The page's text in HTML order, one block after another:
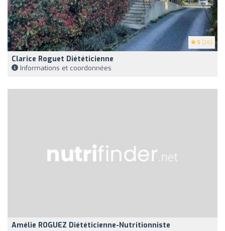
5 (26)
Clarice Roguet Diététicienne
Informations et coordonnées
Amélie ROGUEZ Diététicienne-Nutritionniste